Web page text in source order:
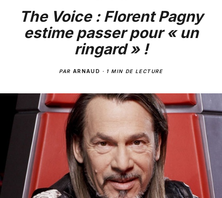
The Voice : Florent Pagny
estime passer pour « un
ringard » !
PAR ARNAUD · 1 MIN DE LECTURE